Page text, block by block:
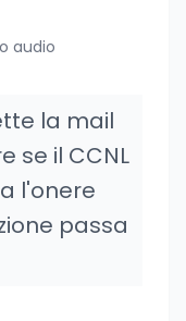
audio
la mail
se il CCNL
l'onere
passa